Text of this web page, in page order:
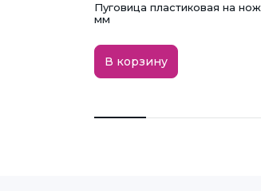
Пуговица пластиковая на
мм
В корзину